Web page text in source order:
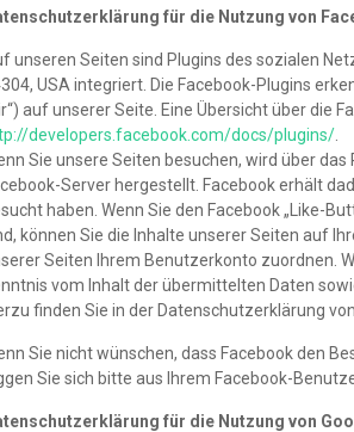
für die Nutzung von
unseren Seiten sind Plugins des sozialen
USA integriert. Die Facebook-Plugins
auf unserer Seite. Eine Übersicht über die
developers.facebook.com/docs/plugins/
Sie unsere Seiten besuchen, wird über
Server hergestellt. Facebook erhält
haben. Wenn Sie den Facebook „Like-
können Sie die Inhalte unserer Seiten auf
Seiten Ihrem Benutzerkonto zuordnen.
vom Inhalt der übermittelten Daten
finden Sie in der Datenschutzerklärung
Sie nicht wünschen, dass Facebook den
Sie sich bitte aus Ihrem Facebook-
für die Nutzung von